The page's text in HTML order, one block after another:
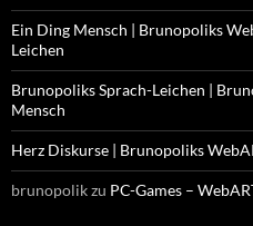
Ein Ding Mensch | Brunopoliks
Leichen
Brunopoliks Sprach-Leichen |
Mensch
Herz Diskurse | Brunopoliks
brunopolikzu PC-Games –